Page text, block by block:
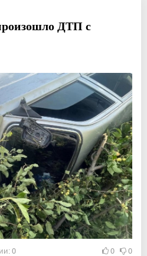
ДТП с
0 0 0